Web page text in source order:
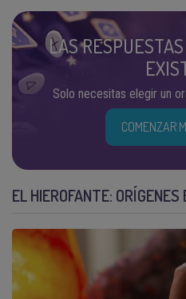
LAS
Solo necesitas elegir un
COMENZAR
EL HIEROFANTE: